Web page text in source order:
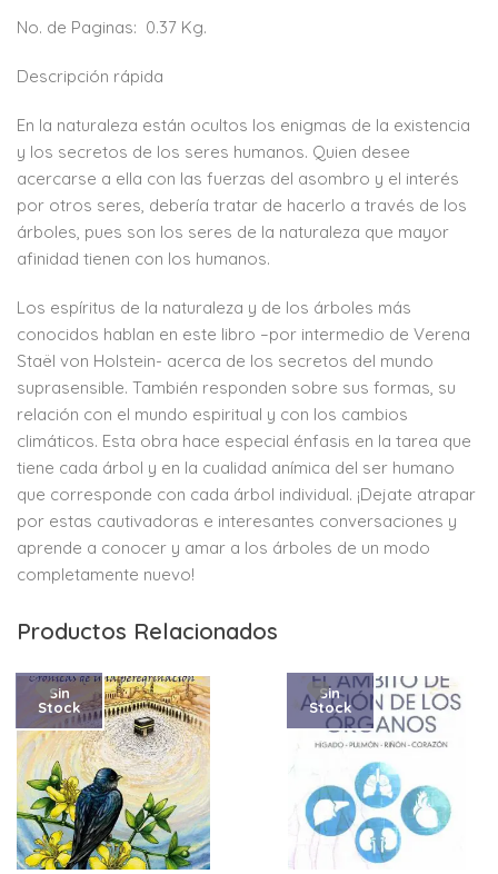
No. de Paginas: 0.37 Kg.
Descripción rápida
En la naturaleza están ocultos los enigmas de la existencia
y los secretos de los seres humanos. Quien desee
acercarse a ella con las fuerzas del asombro y el interés
por otros seres, debería tratar de hacerlo a través de los
árboles, pues son los seres de la naturaleza que mayor
afinidad tienen con los humanos.
Los espíritus de la naturaleza y de los árboles más
conocidos hablan en este libro –por intermedio de Verena
Staël von Holstein- acerca de los secretos del mundo
suprasensible. También responden sobre sus formas, su
relación con el mundo espiritual y con los cambios
climáticos. Esta obra hace especial énfasis en la tarea que
tiene cada árbol y en la cualidad anímica del ser humano
que corresponde con cada árbol individual. ¡Dejate atrapar
por estas cautivadoras e interesantes conversaciones y
aprende a conocer y amar a los árboles de un modo
completamente nuevo!
Productos Relacionados
Sin
Stock
Sin
Stock